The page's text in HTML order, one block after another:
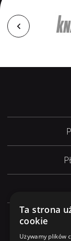
Ta strona
cookie
Używamy plików